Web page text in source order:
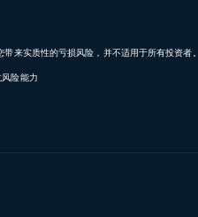
来实质性的亏损风险，并不适用于所有投资者。
险能力